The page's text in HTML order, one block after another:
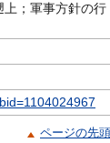
；軍事方針の行
ページの先